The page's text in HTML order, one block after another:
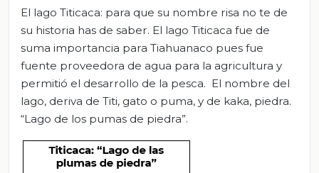
El lago Titicaca: para que su nombre risa no te de
su historia has de saber. El lago Titicaca fue de
suma importancia para Tiahuanaco pues fue
fuente proveedora de agua para la agricultura y
permitió el desarrollo de la pesca. El nombre del
lago, deriva de Titi, gato o puma, y de kaka, piedra.
“Lago de los pumas de piedra”.